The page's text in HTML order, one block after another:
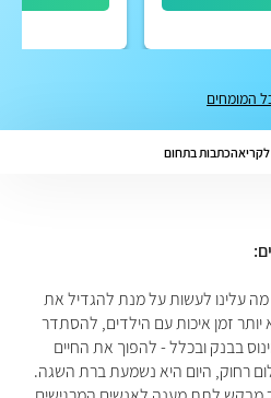
המומחים
כתבות בתחום
עלינו לעשות על מנת להגדיל את
זמן איכות עם הילדים, להסתדר
בבנק ובכלל - להפוך את החיים
רחוק, היום היא נשמעת ברת השגה.